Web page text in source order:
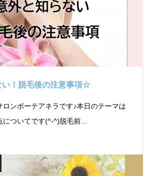
！脱毛後の注意事項☆￼
ロンボーテアネラです♪本日のテーマは
についてです(^-^)脱毛前…